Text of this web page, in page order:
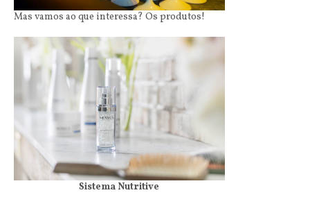
Mas vamos ao que interessa? Os produtos!
Sistema Nutritive